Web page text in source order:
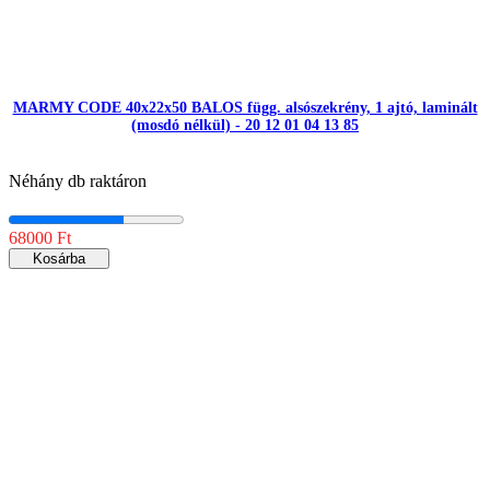
MARMY CODE 40x22x50 BALOS függ. alsószekrény, 1 ajtó, laminált
(mosdó nélkül) - 20 12 01 04 13 85
Néhány db raktáron
68000 Ft
Kosárba